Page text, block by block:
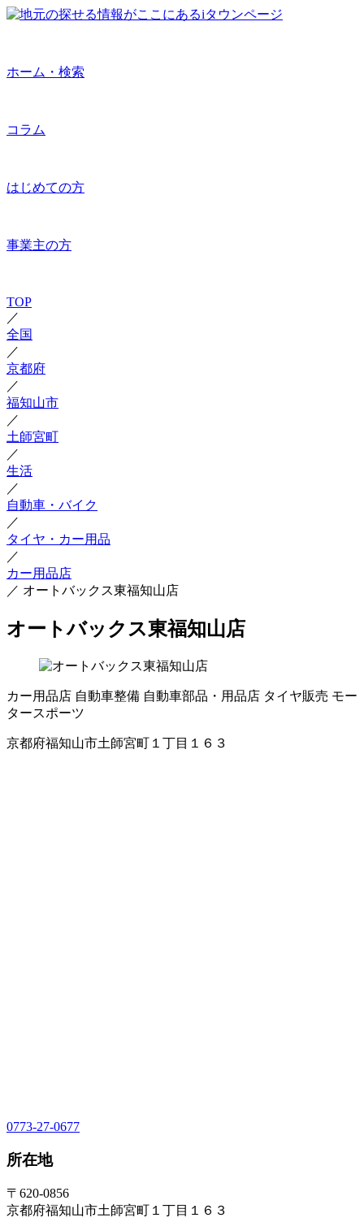
ホーム・検索
コラム
はじめての方
事業主の方
TOP
／
全国
／
京都府
／
福知山市
／
土師宮町
／
生活
／
自動車・バイク
／
タイヤ・カー用品
／
カー用品店
／ オートバックス東福知山店
オートバックス東福知山店
カー用品店 自動車整備 自動車部品・用品店 タイヤ販売 モー
タースポーツ
京都府福知山市土師宮町１丁目１６３
0773-27-0677
所在地
〒620-0856
京都府福知山市土師宮町１丁目１６３